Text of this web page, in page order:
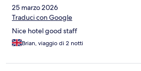
25 marzo 2026
Traduci con Google
Nice hotel good staff
Brian, viaggio di 2 notti